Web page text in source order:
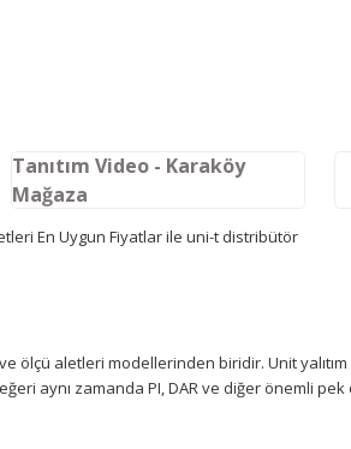
Tanıtım Video - Karaköy
Mağaza
ölçü aletleri modellerinden biridir. Unit
aynı zamanda PI, DAR ve diğer önemli